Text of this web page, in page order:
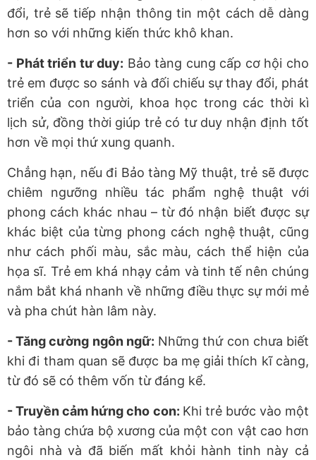
đổi, trẻ sẽ tiếp nhận thông tin một cách dễ dàng
hơn so với những kiến thức khô khan.
- Phát triển tư duy: Bảo tàng cung cấp cơ hội cho
trẻ em được so sánh và đối chiếu sự thay đổi, phát
triển của con người, khoa học trong các thời kì
lịch sử, đồng thời giúp trẻ có tư duy nhận định tốt
hơn về mọi thứ xung quanh.
Chẳng hạn, nếu đi Bảo tàng Mỹ thuật, trẻ sẽ được
chiêm ngưỡng nhiều tác phẩm nghệ thuật với
phong cách khác nhau – từ đó nhận biết được sự
khác biệt của từng phong cách nghệ thuật, cũng
như cách phối màu, sắc màu, cách thể hiện của
họa sĩ. Trẻ em khá nhạy cảm và tinh tế nên chúng
nắm bắt khá nhanh về những điều thực sự mới mẻ
và pha chút hàn lâm này.
- Tăng cường ngôn ngữ: Những thứ con chưa biết
khi đi tham quan sẽ được ba mẹ giải thích kĩ càng,
từ đó sẽ có thêm vốn từ đáng kể.
- Truyền cảm hứng cho con: Khi trẻ bước vào một
bảo tàng chứa bộ xương của một con vật cao hơn
ngôi nhà và đã biến mất khỏi hành tinh này cả